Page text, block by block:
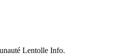
Lentolle Info.